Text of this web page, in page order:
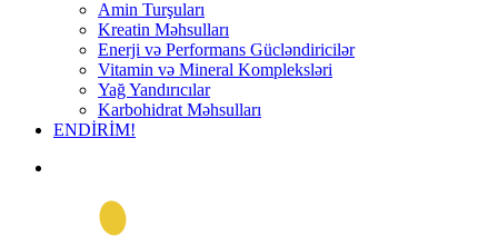
Amin Turşuları
Kreatin Məhsulları
Enerji və Performans Gücləndiricilər
Vitamin və Mineral Kompleksləri
Yağ Yandırıcılar
Karbohidrat Məhsulları
ENDİRİM!